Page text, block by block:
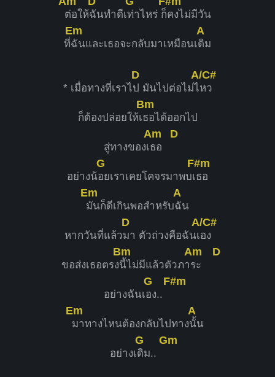
ต่อให้ฉันทำดีเท่าไหร่ ก็คงไม่มีวัน
ที่
Em
ฉันและเธอจะกลับมาเหมือนเ
A
ดิม
* เมื่อทางที่เราไ
D
ป มันไปต่อไม่ไ
A/C#
หว
ก็ต้องปล่อยให้เ
Bm
ธอได้ออกไป
สู่ทางของเ
Am
ธอ
D
อย่างน้
G
อยเราเคยโคจรมาพบเ
F#m
ธอ
Em
มันก็ดีเกินพอสำหรับ
A
ฉัน
หากวันที่แล้ว
D
มา ตัวถ่วงคือฉันเ
A/C#
อง
ขอส่งเธอตรง
Bm
นี้ไม่มีแล้วตัวภา
Am
ระ
D
อย่างฉันเ
G
อง..
F#m
Em
มาทางไหนต้องกลับไปทาง
A
นั้น
อย่างเ
G
ดิม..
Gm